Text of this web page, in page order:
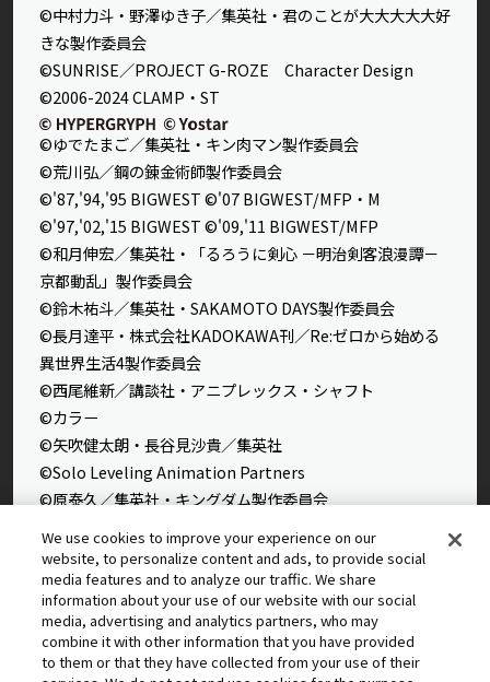
©中村力斗・野澤ゆき子／集英社・君のことが大大大大大好
きな製作委員会
©SUNRISE／PROJECT G-ROZE Character Design
©2006-2024 CLAMP・ST
©ゆでたまご／集英社・キン肉マン製作委員会
©荒川弘／鋼の錬金術師製作委員会
©'87,'94,'95 BIGWEST ©'07 BIGWEST/MFP・M
©'97,'02,'15 BIGWEST ©'09,'11 BIGWEST/MFP
©和月伸宏／集英社・「るろうに剣心 －明治剣客浪漫譚－
京都動乱」製作委員会
©鈴木祐斗／集英社・SAKAMOTO DAYS製作委員会
©長月達平・株式会社KADOKAWA刊／Re:ゼロから始める
異世界生活4製作委員会
©西尾維新／講談社・アニプレックス・シャフト
©カラー
©矢吹健太朗・長谷見沙貴／集英社
©Solo Leveling Animation Partners
©原泰久／集英社・キングダム製作委員会
©石田スイ／集英社・東京喰種：re製作委員会
©外薗健／集英社
©タカヒロ・竹村洋平／集英社・魔防隊広報部
©高橋留美子／小学館・読売テレビ・サンライズ 2009
©藤本タツキ／集英社・ＭＡＰＰＡ
We use cookies to improve your experience on our
website, to personalize content and ads, to provide social
media features and to analyze our traffic. We share
information about your use of our website with our social
media, advertising and analytics partners, who may
combine it with other information that you have provided
to them or that they have collected from your use of their